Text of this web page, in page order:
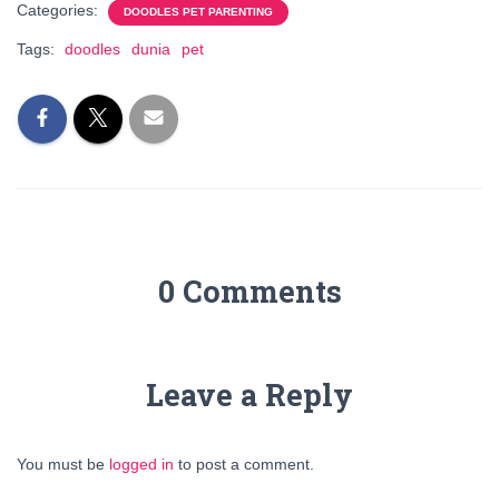
Categories: DOODLES PET PARENTING
Tags: doodles dunia pet
0 Comments
Leave a Reply
You must be logged in to post a comment.